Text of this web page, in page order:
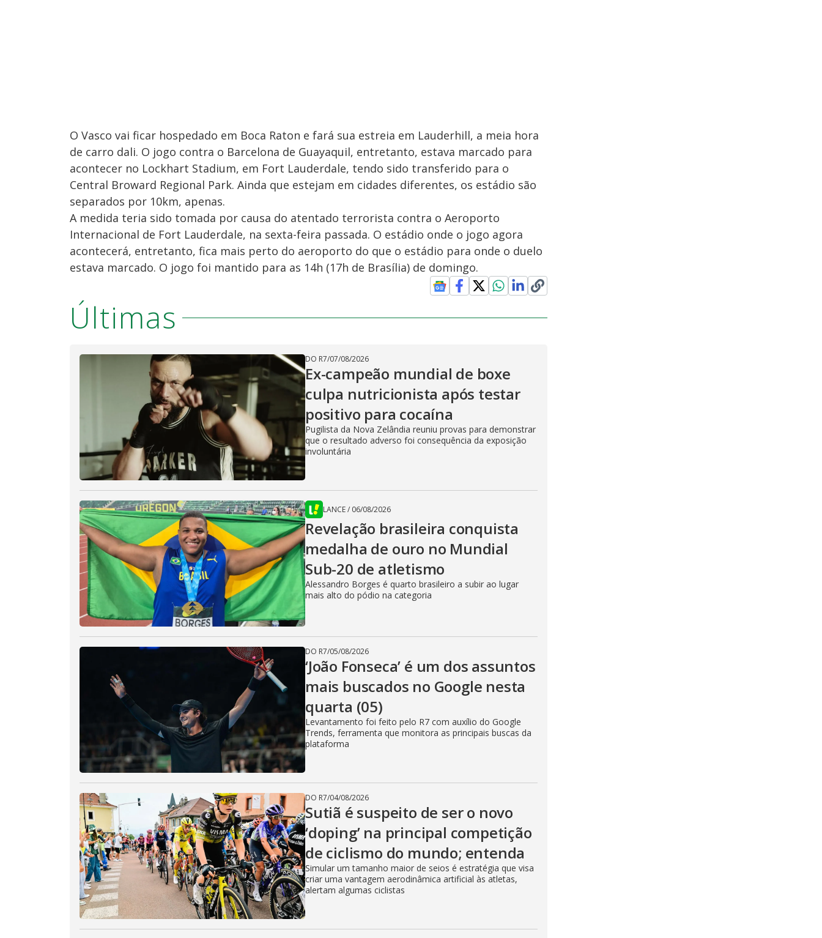
O Vasco vai ficar hospedado em Boca Raton e fará sua estreia em Lauderhill, a meia hora
de carro dali. O jogo contra o Barcelona de Guayaquil, entretanto, estava marcado para
acontecer no Lockhart Stadium, em Fort Lauderdale, tendo sido transferido para o
Central Broward Regional Park. Ainda que estejam em cidades diferentes, os estádio são
separados por 10km, apenas.
A medida teria sido tomada por causa do atentado terrorista contra o Aeroporto
Internacional de Fort Lauderdale, na sexta-feira passada. O estádio onde o jogo agora
acontecerá, entretanto, fica mais perto do aeroporto do que o estádio para onde o duelo
estava marcado. O jogo foi mantido para as 14h (17h de Brasília) de domingo.
Últimas
DO R7/07/08/2026
Ex-campeão mundial de boxe
culpa nutricionista após testar
positivo para cocaína
Pugilista da Nova Zelândia reuniu provas para demonstrar
que o resultado adverso foi consequência da exposição
involuntária
LANCE/ 06/08/2026
Revelação brasileira conquista
medalha de ouro no Mundial
Sub-20 de atletismo
Alessandro Borges é quarto brasileiro a subir ao lugar
mais alto do pódio na categoria
DO R7/05/08/2026
‘João Fonseca’ é um dos assuntos
mais buscados no Google nesta
quarta (05)
Levantamento foi feito pelo R7 com auxílio do Google
Trends, ferramenta que monitora as principais buscas da
plataforma
DO R7/04/08/2026
Sutiã é suspeito de ser o novo
‘doping’ na principal competição
de ciclismo do mundo; entenda
Simular um tamanho maior de seios é estratégia que visa
criar uma vantagem aerodinâmica artificial às atletas,
alertam algumas ciclistas